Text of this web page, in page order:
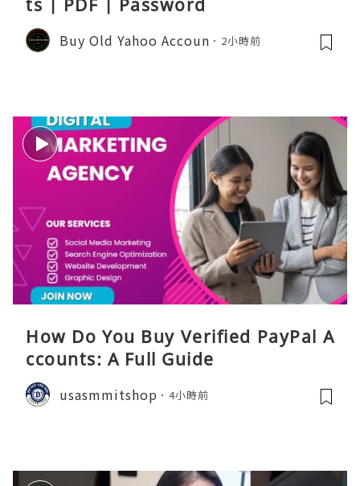
ts | PDF | Password
Buy Old Yahoo Accoun 2小時前
How Do You Buy Verified PayPal A
ccounts: A Full Guide
usasmmitshop 4小時前